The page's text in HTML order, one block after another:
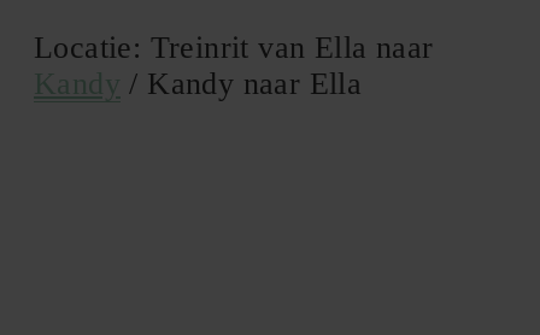
Locatie: Treinrit van Ella naar
Kandy / Kandy naar Ella